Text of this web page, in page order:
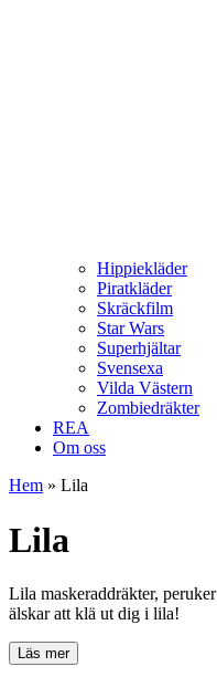
Hippiekläder
Piratkläder
Skräckfilm
Star Wars
Superhjältar
Svensexa
Vilda Västern
Zombiedräkter
REA
Om oss
Hem » Lila
Lila
Lila maskeraddräkter,
älskar att klä ut dig i lila!
Läs mer